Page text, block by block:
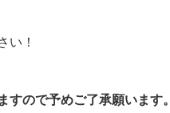
い！
ので予めご了承願います。